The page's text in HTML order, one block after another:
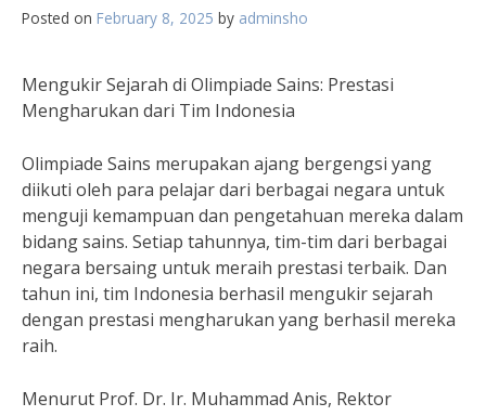
Posted on February 8, 2025 by adminsho
Mengukir Sejarah di Olimpiade Sains: Prestasi
Mengharukan dari Tim Indonesia
Olimpiade Sains merupakan ajang bergengsi yang
diikuti oleh para pelajar dari berbagai negara untuk
menguji kemampuan dan pengetahuan mereka dalam
bidang sains. Setiap tahunnya, tim-tim dari berbagai
negara bersaing untuk meraih prestasi terbaik. Dan
tahun ini, tim Indonesia berhasil mengukir sejarah
dengan prestasi mengharukan yang berhasil mereka
raih.
Menurut Prof. Dr. Ir. Muhammad Anis, Rektor